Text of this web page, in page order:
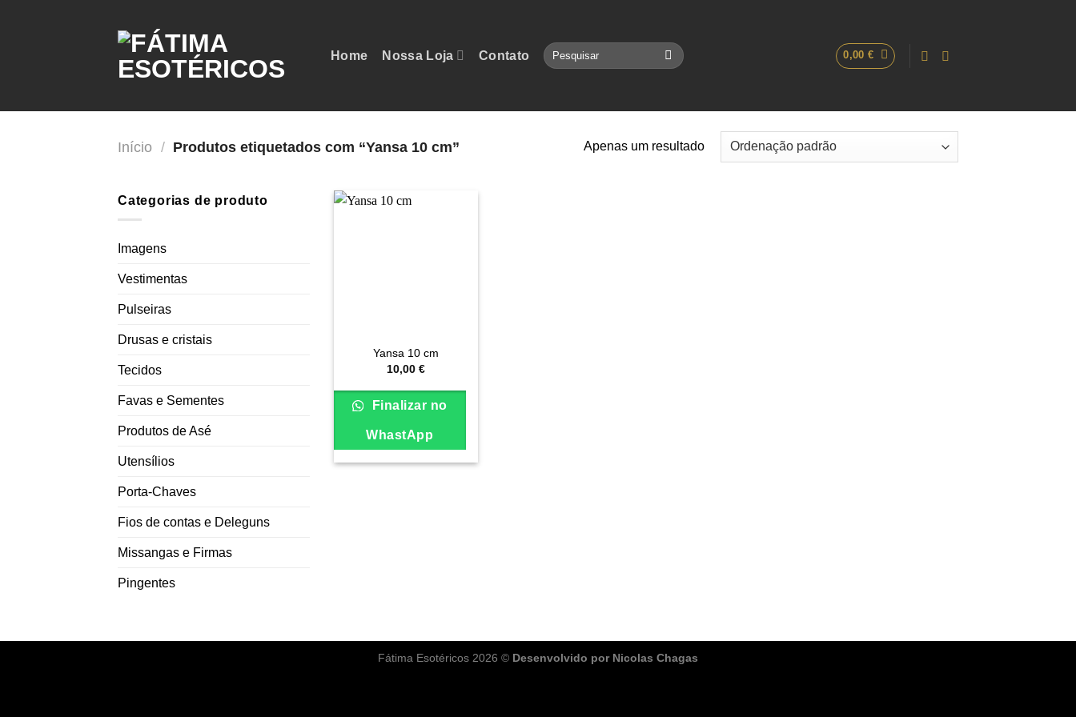
Home Nossa Loja Contato
Pesquisar
por:
0,00€
Início / Produtos etiquetados com “Yansa 10 cm” Apenas um resultado
Categorias de produto
Imagens
Vestimentas
Pulseiras
Drusas e cristais
Tecidos
Favas e Sementes
Produtos de Asé
Utensílios
Porta-Chaves
Fios de contas e Deleguns
Missangas e Firmas
Pingentes
Yansa 10 cm
10,00 €
Finalizar no
WhastApp
Fátima Esotéricos 2026 © Desenvolvido por Nicolas Chagas